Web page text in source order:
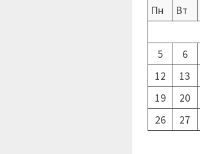
Пн
Вт
5
6
12
13
19
20
26
27